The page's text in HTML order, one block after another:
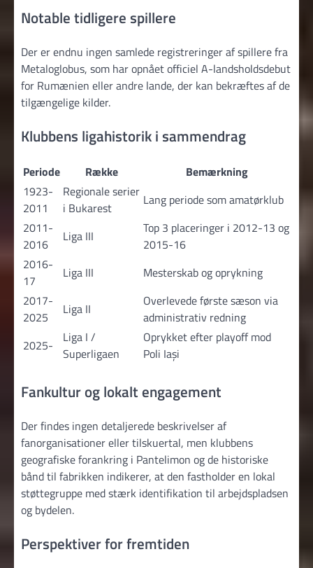
Notable tidligere spillere
Der er endnu ingen samlede registreringer af spillere fra
Metaloglobus, som har opnået officiel A-landsholdsdebut
for Rumænien eller andre lande, der kan bekræftes af de
tilgængelige kilder.
Klubbens ligahistorik i sammendrag
Periode Række
Bemærkning
1923-
2011
Regionale serier
i Bukarest
Lang periode som amatørklub
2011-
2016
Liga III
Top 3 placeringer i 2012-13 og
2015-16
2016-
17
Liga III
Mesterskab og oprykning
2017-
2025
Liga II
Overlevede første sæson via
administrativ redning
2025-
Liga I /
Superligaen
Oprykket efter playoff mod
Poli Iași
Fankultur og lokalt engagement
Der findes ingen detaljerede beskrivelser af
fanorganisationer eller tilskuertal, men klubbens
geografiske forankring i Pantelimon og de historiske
bånd til fabrikken indikerer, at den fastholder en lokal
støttegruppe med stærk identifikation til arbejdspladsen
og bydelen.
Perspektiver for fremtiden